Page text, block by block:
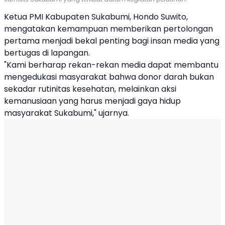
Ketua PMI Kabupaten Sukabumi, Hondo Suwito,
mengatakan kemampuan memberikan pertolongan
pertama menjadi bekal penting bagi insan media yang
bertugas di lapangan.
"Kami berharap rekan-rekan media dapat membantu
mengedukasi masyarakat bahwa donor darah bukan
sekadar rutinitas kesehatan, melainkan aksi
kemanusiaan yang harus menjadi gaya hidup
masyarakat Sukabumi," ujarnya.